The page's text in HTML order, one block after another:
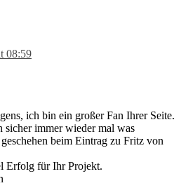
08:59
ich bin ein großer Fan Ihrer Seite.
sicher immer wieder mal was
beim Eintrag zu Fritz von
Erfolg für Ihr Projekt.